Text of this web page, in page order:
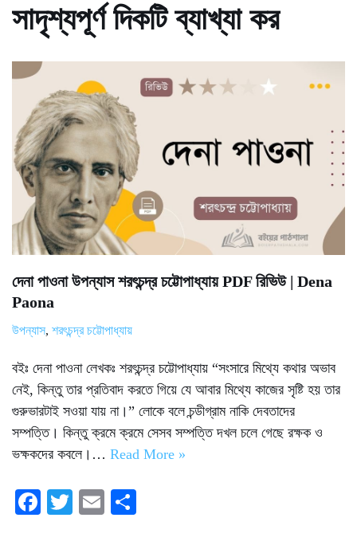
সাদৃশ্যপূর্ণ দিকটি ব্যাখ্যা কর
দেনা পাওনা উপন্যাস শরৎচন্দ্র চট্টোপাধ্যায় PDF রিভিউ | Dena
Paona
উপন্যাস, শরৎচন্দ্র চট্টোপাধ্যায়
বইঃ দেনা পাওনা লেখকঃ শরৎচন্দ্র চট্টোপাধ্যায় “সংসারে মিথ্যে কথার অভাব
নেই, কিন্তু তার প্রতিবাদ করতে গিয়ে যে আবার মিথ্যে কাজের সৃষ্টি হয় তার
গুরুভারটাই সওয়া যায় না।” লোকে বলে চন্ডীগ্রাম নাকি দেবতাদের
সম্পত্তি। কিন্তু ক্রমে ক্রমে সেসব সম্পত্তি দখল চলে গেছে রক্ষক ও
ভক্ষকদের কবলে।… Read More »
Fa T
E